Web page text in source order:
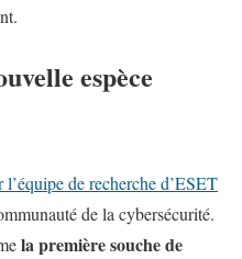
espèce
l’équipe de recherche d’ESET
de la cybersécurité.
la première souche de